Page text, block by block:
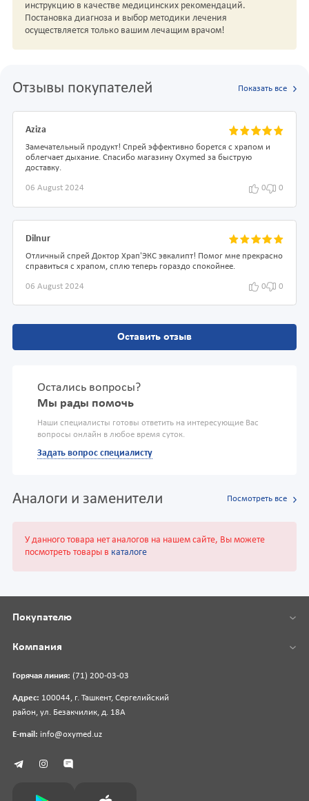
инструкцию в качестве медицинских рекомендаций.
Постановка диагноза и выбор методики лечения
осуществляется только вашим лечащим врачом!
Отзывы покупателей Показать все
Aziza
Замечательный продукт! Спрей эффективно борется с храпом и
облегчает дыхание. Спасибо магазину Oxymed за быструю
доставку.
06 August 2024 0 0
Dilnur
Отличный спрей Доктор Храп'ЭКС эвкалипт! Помог мне прекрасно
справиться с храпом, сплю теперь гораздо спокойнее.
06 August 2024 0 0
Оставить отзыв
Остались вопросы?
Мы рады помочь
Наши специалисты готовы ответить на интересующие Вас
вопросы онлайн в любое время суток.
Задать вопрос специалисту
Аналоги и заменители Посмотреть все
У данного товара нет аналогов на нашем сайте, Вы можете
посмотреть товары в каталоге
Горячая линия: (71) 200-03-03
Адрес: 100044, г. Ташкент, Сергелийский
район, ул. Безакчилик, д. 18А
E-mail: info@oxymed.uz
Покупателю
Компания